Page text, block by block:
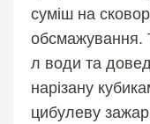
суміш на
обсмажування.
л води та
нарізану
цибулеву